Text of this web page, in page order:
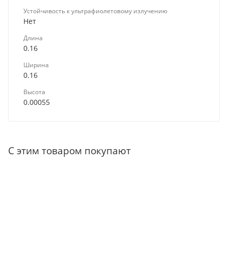
Устойчивость к ультрафиолетовому излучению
Нет
Длина
0.16
Ширина
0.16
Высота
0.00055
С этим товаром покупают